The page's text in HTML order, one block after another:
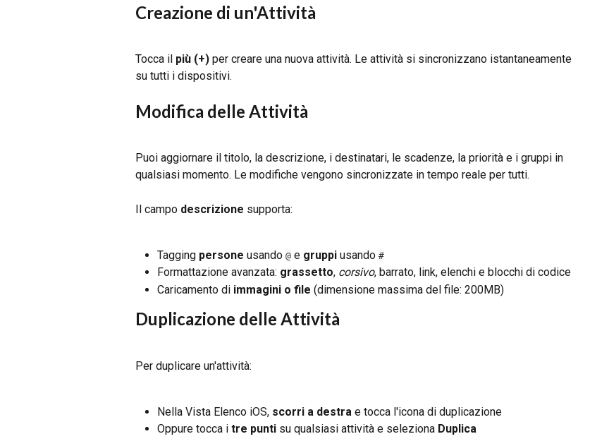
Creazione di un'Attività
Tocca il più (+) per creare una nuova attività. Le attività si sincronizzano istantaneamente
su tutti i dispositivi.
Modifica delle Attività
Puoi aggiornare il titolo, la descrizione, i destinatari, le scadenze, la priorità e i gruppi in
qualsiasi momento. Le modifiche vengono sincronizzate in tempo reale per tutti.
Il campo descrizione supporta:
Tagging persone usando @ e gruppi usando #
Formattazione avanzata: grassetto, corsivo, barrato, link, elenchi e blocchi di codice
Caricamento di immagini o file (dimensione massima del file: 200MB)
Duplicazione delle Attività
Per duplicare un'attività:
Nella Vista Elenco iOS, scorri a destra e tocca l'icona di duplicazione
Oppure tocca i tre punti su qualsiasi attività e seleziona Duplica